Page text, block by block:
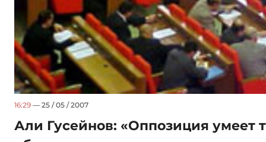
16:29 — 25 / 05 / 2007
Али Гусейнов: «Оппозиция умеет